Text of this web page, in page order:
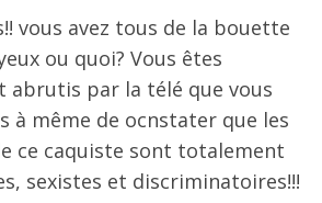
vous avez tous de la bouette
ou quoi? Vous êtes
abrutis par la télé que vous
à même de ocnstater que les
ce caquiste sont totalement
sexistes et discriminatoires!!!